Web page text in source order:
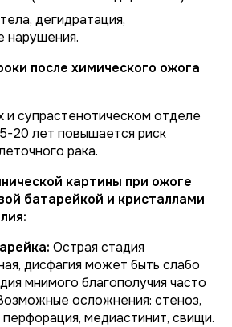
дегидратация,
нарушения.
после химического ожога
и супрастенотическом отделе
20 лет повышается риск
рака.
картины при ожоге
батарейкой и кристаллами
Острая стадия
дисфагия может быть слабо
мнимого благополучия часто
осложнения: стеноз,
перфорация, медиастинит, свищи.